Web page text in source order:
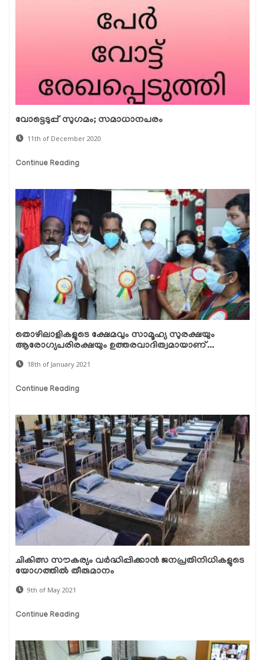
വോട്ടെടുപ്പ് സുഗമം; സമാധാനപരം
11th of December 2020
Continue Reading
തൊഴിലാളികളുടെ ക്ഷേമവും സാമൂഹ്യ സുരക്ഷയും
ആരോഗ്യപരിരക്ഷയും ഉത്തരവാദിത്വമായാണ്...
18th of January 2021
Continue Reading
ചികിത്സ സൗകര്യം വർദ്ധിപ്പിക്കാൻ ജനപ്രതിനിധികളുടെ
യോഗത്തിൽ തീരുമാനം
9th of May 2021
Continue Reading